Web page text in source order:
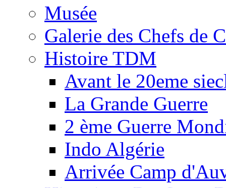
Musée
Galerie des Chefs de
Histoire TDM
Avant le 20eme
La Grande Guerre
2 ème Guerre
Indo Algérie
Arrivée Camp